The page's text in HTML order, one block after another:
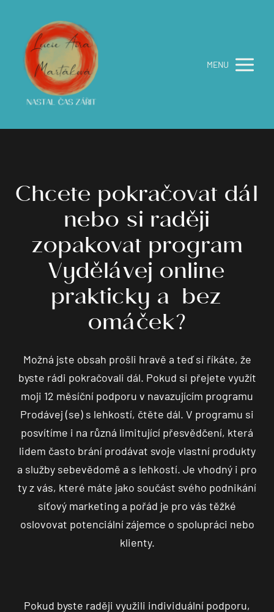
MENU
Chcete pokračovat dál
nebo si raději
zopakovat program
Vydělávej online
prakticky a bez
omáček?
Možná jste obsah prošli hravě a teď si říkáte, že
byste rádi pokračovali dál. Pokud si přejete využít
moji 12 měsíční podporu v navazujícím programu
Prodávej (se) s lehkostí, čtěte dál. V programu si
posvítíme i na různá limitující přesvědčení, která
lidem často brání prodávat svoje vlastní produkty
a služby sebevědomě a s lehkostí. Je vhodný i pro
ty z vás, které máte jako součást svého podnikání
síťový marketing a pořád je pro vás těžké
oslovovat potenciální zájemce o spolupráci nebo
klienty.
Pokud byste raději využili individuální podporu,